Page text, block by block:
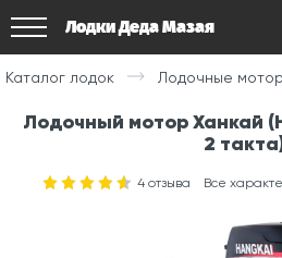
Лодки Деда Мазая
Каталог лодок Лодочные
Лодочный мотор Ханкай
2
4 отзыва Все